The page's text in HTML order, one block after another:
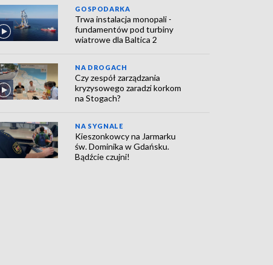
GOSPODARKA
Trwa instalacja monopali -
fundamentów pod turbiny
wiatrowe dla Baltica 2
NA DROGACH
Czy zespół zarządzania
kryzysowego zaradzi korkom
na Stogach?
NA SYGNALE
Kieszonkowcy na Jarmarku
św. Dominika w Gdańsku.
Bądźcie czujni!